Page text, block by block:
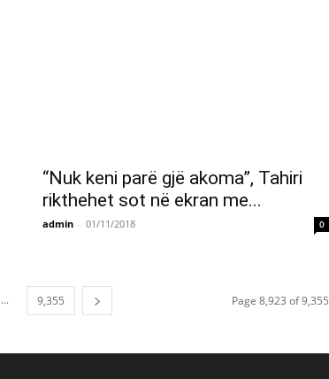
“Nuk keni parë gjë akoma”, Tahiri
rikthehet sot në ekran me...
admin - 01/11/2018 0
... 9,355 Page 8,923 of 9,355